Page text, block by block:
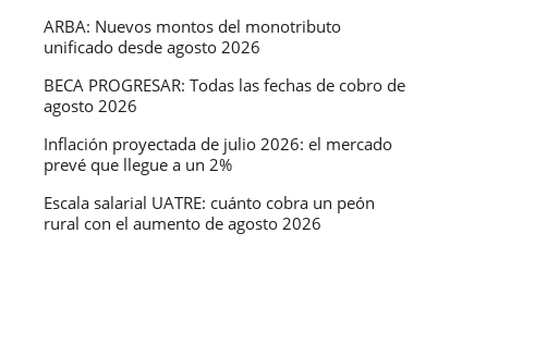
ARBA: Nuevos montos del monotributo
unificado desde agosto 2026
BECA PROGRESAR: Todas las fechas de cobro de
agosto 2026
Inflación proyectada de julio 2026: el mercado
prevé que llegue a un 2%
Escala salarial UATRE: cuánto cobra un peón
rural con el aumento de agosto 2026